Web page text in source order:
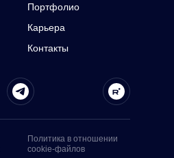
Портфолио
Карьера
Контакты
Политика в отношении
cookie-файлов